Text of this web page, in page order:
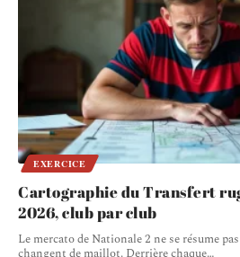
EXERCICE
Cartographie du Transfert
2026, club par club
Le mercato de Nationale 2 ne se résume